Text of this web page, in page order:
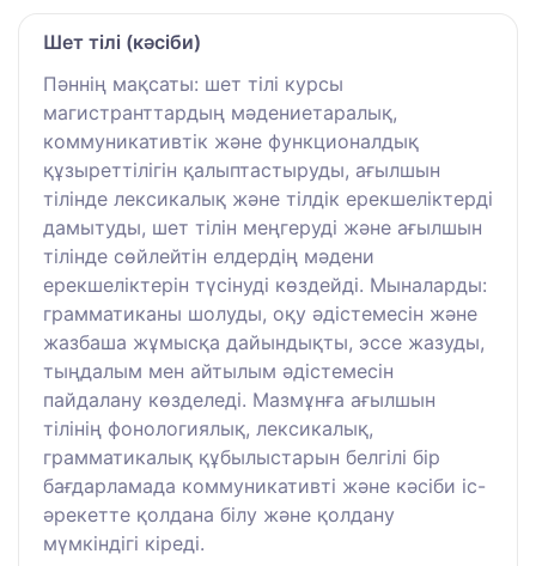
Шет тілі (кәсіби)
Пәннің мақсаты: шет тілі курсы
магистранттардың мәдениетаралық,
коммуникативтік және функционалдық
құзыреттілігін қалыптастыруды, ағылшын
тілінде лексикалық және тілдік ерекшеліктерді
дамытуды, шет тілін меңгеруді және ағылшын
тілінде сөйлейтін елдердің мәдени
ерекшеліктерін түсінуді көздейді. Мыналарды:
грамматиканы шолуды, оқу әдістемесін және
жазбаша жұмысқа дайындықты, эссе жазуды,
тыңдалым мен айтылым әдістемесін
пайдалану көзделеді. Мазмұнға ағылшын
тілінің фонологиялық, лексикалық,
грамматикалық құбылыстарын белгілі бір
бағдарламада коммуникативті және кәсіби іс-
әрекетте қолдана білу және қолдану
мүмкіндігі кіреді.